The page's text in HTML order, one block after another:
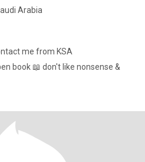
Arabia
me from KSA
book 📖 don't like nonsense &